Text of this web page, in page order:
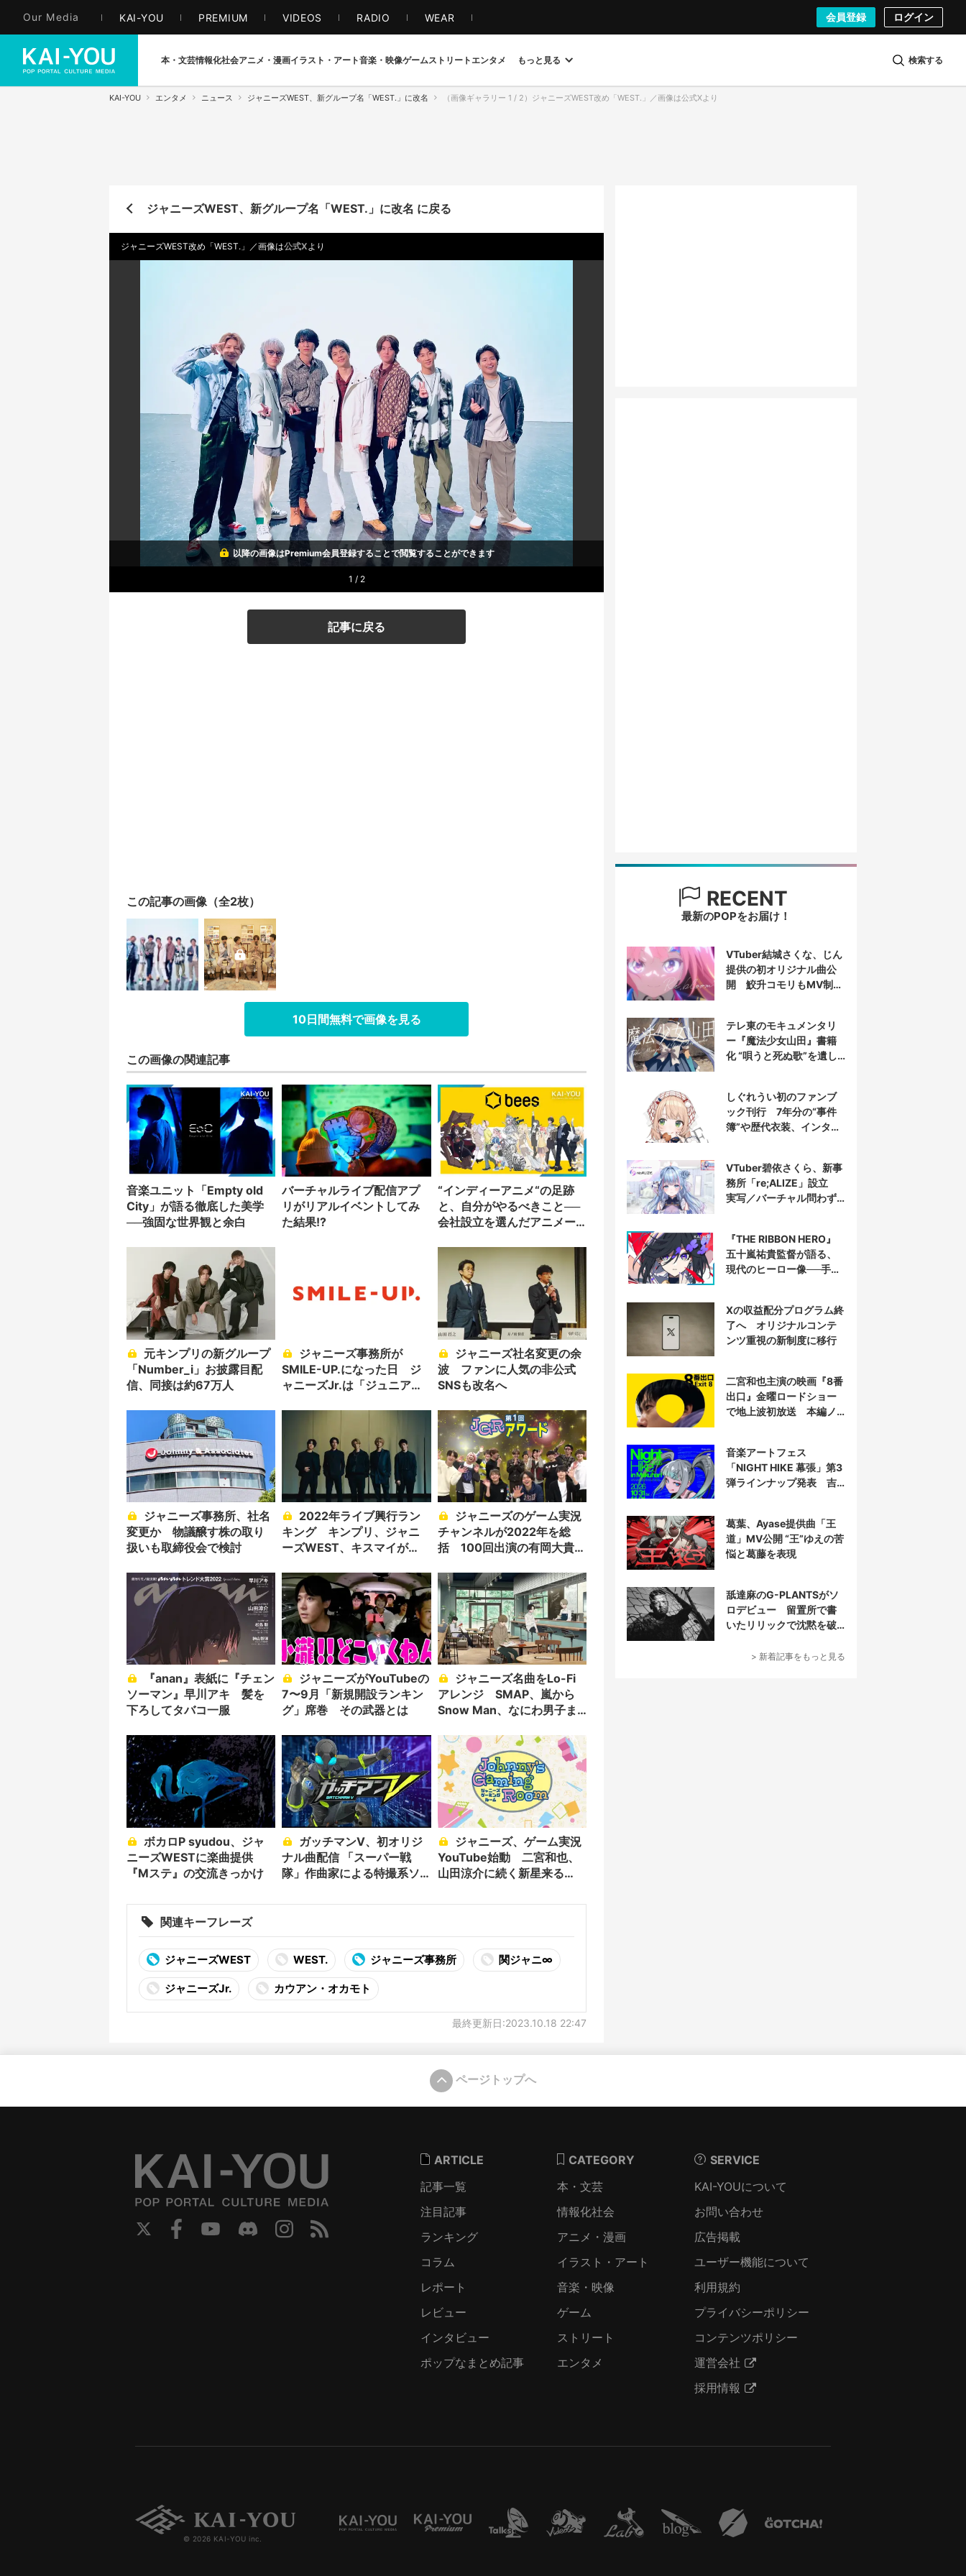
Our Media KAI-YOU PREMIUM VIDEOS RADIO WEAR 会員登録 ログイン
本・文芸情報化社会アニメ・漫画イラスト・アート音楽・映像ゲームストリート エンタメ もっと見る 検索する
KAI-YOU エンタメ ニュース ジャニーズWEST、新グループ名「WEST.」に改名 （画像ギャラリー 1 / 2）ジャニーズWEST改め「WEST.」／画像は公式Xより
ジャニーズWEST、新グループ名「WEST.」に改名 に戻る
ジャニーズWEST改め「WEST.」／画像は公式Xより
以降の画像はPremium会員登録することで閲覧することができます
1 / 2
記事に戻る
この記事の画像（全2枚）
10日間無料で画像を見る
この画像の関連記事
音楽ユニット「Empty old
City」が語る徹底した美学
──強固な世界観と余白
バーチャルライブ配信アプ
リがリアルイベントしてみ
た結果!?
“インディーアニメ“の足跡
と、自分がやるべきこと──
会社設立を選んだアニメー
「Number_i」お披露目配
信、同接は約67万人
SMILE-UP.になった日 ジ
ャニーズJr.は「ジュニア」
波 ファンに人気の非公式
SNSも改名へ
変更か 物議醸す株の取り
扱いも取締役会で検討
キング キンプリ、ジャニ
ーズWEST、キスマイが
チャンネルが2022年を総
括 100回出演の有岡大貴が
ソーマン』早川アキ 髪を
下ろしてタバコ一服
7〜9月「新規開設ランキン
グ」席巻 その武器とは
アレンジ SMAP、嵐から
Snow Man、なにわ男子ま
ニーズWESTに楽曲提供
『Mステ』の交流きっかけ
ナル曲配信 「スーパー戦
隊」作曲家による特撮系ソ
YouTube始動 二宮和也、
山田涼介に続く新星来る
関連キーフレーズ
ジャニーズWEST WEST. ジャニーズ事務所 関ジャニ∞
ジャニーズJr. カウアン・オカモト
最終更新日:2023.10.18 22:47
RECENT
最新のPOPをお届け！
VTuber結城さくな、じん
提供の初オリジナル曲公
開 鮫升コモリもMV制作
テレ東のモキュメンタリ
ー『魔法少女山田』書籍
化 “唄うと死ぬ歌”を遺し
しぐれうい初のファンブ
ック刊行 7年分の“事件
簿”や歴代衣装、インタビ
VTuber碧依さくら、新事
務所「re;ALIZE」設立
実写／バーチャル問わず
『THE RIBBON HERO』
五十嵐祐貴監督が語る、
現代のヒーロー像──手塚
Xの収益配分プログラム終
了へ オリジナルコンテ
ンツ重視の新制度に移行
二宮和也主演の映画『8番
出口』金曜ロードショー
で地上波初放送 本編ノ
音楽アートフェス
「NIGHT HIKE 幕張」第3
弾ラインナップ発表 吉
葛葉、Ayase提供曲「王
道」MV公開 “王”ゆえの苦
悩と葛藤を表現
舐達麻のG-PLANTSがソ
ロデビュー 留置所で書
いたリリックで沈黙を破
> 新着記事をもっと見る
ページトップへ
ARTICLE
記事一覧
注目記事
ランキング
コラム
レポート
レビュー
インタビュー
ポップなまとめ記事
CATEGORY
本・文芸
情報化社会
アニメ・漫画
イラスト・アート
音楽・映像
ゲーム
ストリート
エンタメ
SERVICE
KAI-YOUについて
お問い合わせ
広告掲載
ユーザー機能について
利用規約
プライバシーポリシー
コンテンツポリシー
運営会社
採用情報
© 2026 KAI-YOU inc.